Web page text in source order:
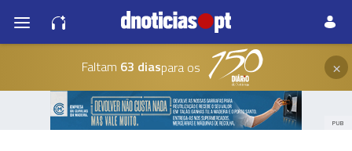
Faltam 63 diaspara os ×
PUB